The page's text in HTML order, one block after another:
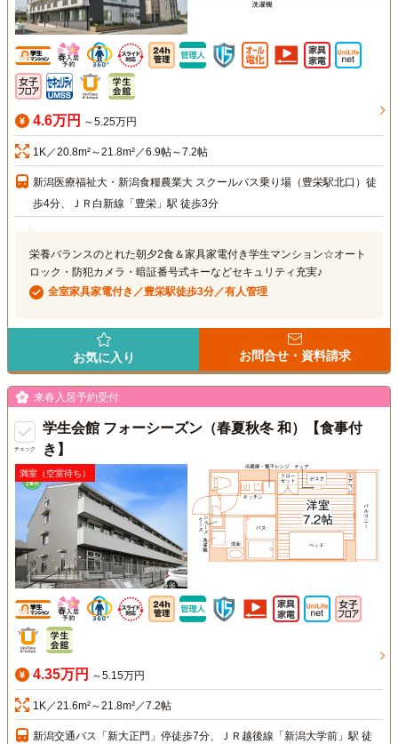
4.6万円 ～5.25万円
1K／20.8m²～21.8m²／6.9帖～7.2帖
新潟医療福祉大・新潟食糧農業大 スクールバス乗り場（豊栄駅北口）徒
歩4分、ＪＲ白新線「豊栄」駅 徒歩3分
栄養バランスのとれた朝夕2食＆家具家電付き学生マンション☆オート
ロック・防犯カメラ・暗証番号式キーなどセキュリティ充実♪
全室家具家電付き／豊栄駅徒歩3分／有人管理
お気に入り お問合せ・資料請求
チェック
来春入居予約受付
学生会館 フォーシーズン（春夏秋冬 和）【食事付
き】
満室（空室待ち）
4.35万円 ～5.15万円
1K／21.6m²～21.8m²／7.2帖
新潟交通バス「新大正門」停徒歩7分、ＪＲ越後線「新潟大学前」駅 徒